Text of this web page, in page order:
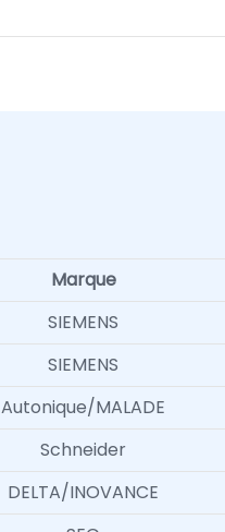
Marque
SIEMENS
SIEMENS
Autonique/MALADE
Schneider
DELTA/INOVANCE